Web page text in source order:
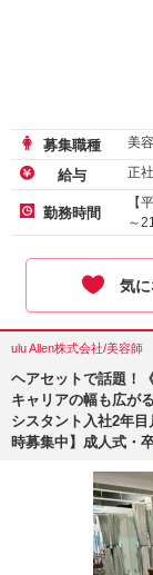
募集職種 美
給与 正
勤務時間
【
～
気
ulu Allen株式会社/美容師
ヘアセットで話題！
キャリアの幅も広が
シスタント入社2年
時募集中】成人式・